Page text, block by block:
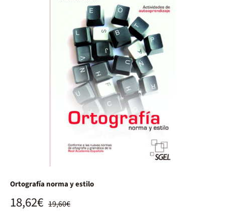
Ortografía norma y estilo
19,60€
18,62€